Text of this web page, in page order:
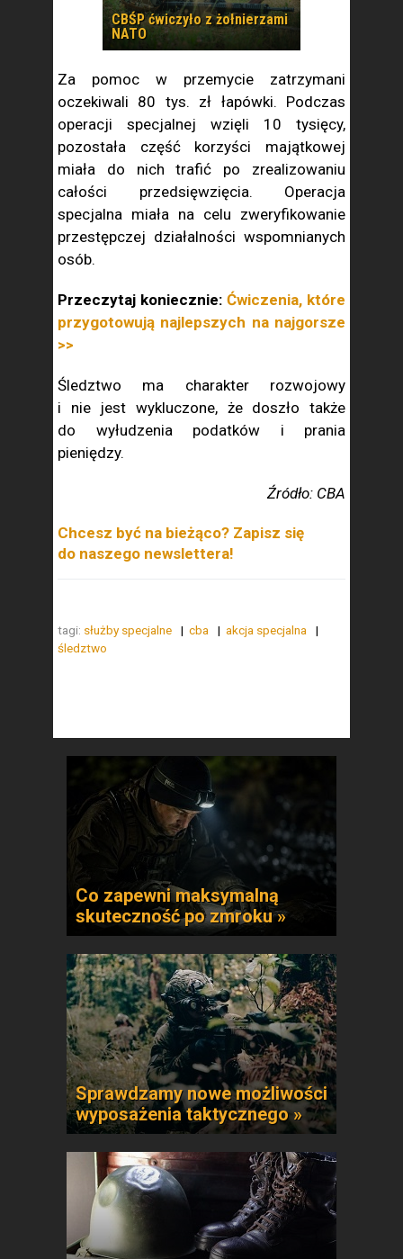
CBŚP ćwiczyło z żołnierzami
NATO
Za pomoc w przemycie zatrzymani
oczekiwali 80 tys. zł łapówki. Podczas
operacji specjalnej wzięli 10 tysięcy,
pozostała część korzyści majątkowej
miała do nich trafić po zrealizowaniu
całości przedsięwzięcia. Operacja
specjalna miała na celu zweryfikowanie
przestępczej działalności wspomnianych
osób.
Przeczytaj koniecznie: Ćwiczenia, które
przygotowują najlepszych na najgorsze
>>
Śledztwo ma charakter rozwojowy
i nie jest wykluczone, że doszło także
do wyłudzenia podatków i prania
pieniędzy.
Źródło: CBA
Chcesz być na bieżąco? Zapisz się
do naszego newslettera!
tagi: służby specjalne cba
akcja specjalna
śledztwo
Co zapewni maksymalną
skuteczność po zmroku »
Sprawdzamy nowe możliwości
wyposażenia taktycznego »